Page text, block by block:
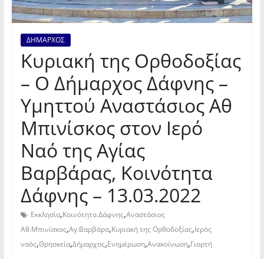
ΔΗΜΑΡΧΟΣ
Κυριακή της Ορθοδοξίας
– Ο Δήμαρχος Δάφνης –
Υμηττού Αναστάσιος Αθ
Μπινίσκος στον Ιερό
Ναό της Αγίας
Βαρβάρας, Κοινότητα
Δάφνης – 13.03.2022
Εκκλησία,Κοινότητα Δάφνης,Αναστάσιος
Αθ.Μπινίσκος,Αγ.Βαρβάρα,Κυριακή της Ορθοδοξίας,Ιερός
ναός,Θρησκεία,Δήμαρχος,Ενημέρωση,Ανακοίνωση,Γιορτή